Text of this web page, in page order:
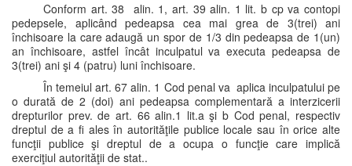
Conform art. 38 alin. 1, art. 39 alin. 1 lit. b cp va contopi
pedepsele, aplicând pedeapsa cea mai grea de 3(trei) ani
închisoare la care adaugă un spor de 1/3 din pedeapsa de 1(un)
an închisoare, astfel încât inculpatul va executa pedeapsa de
3(trei) ani şi 4 (patru) luni închisoare.
În temeiul art. 67 alin. 1 Cod penal va aplica inculpatului pe
o durată de 2 (doi) ani pedeapsa complementară a interzicerii
drepturilor prev. de art. 66 alin.1 lit.a şi b Cod penal, respectiv
dreptul de a fi ales în autorităţile publice locale sau în orice alte
funcţii publice şi dreptul de a ocupa o funcţie care implică
exerciţiul autorităţii de stat..